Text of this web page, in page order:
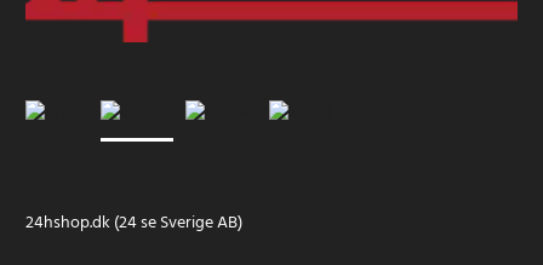
24hshop.dk (24 se Sverige AB)